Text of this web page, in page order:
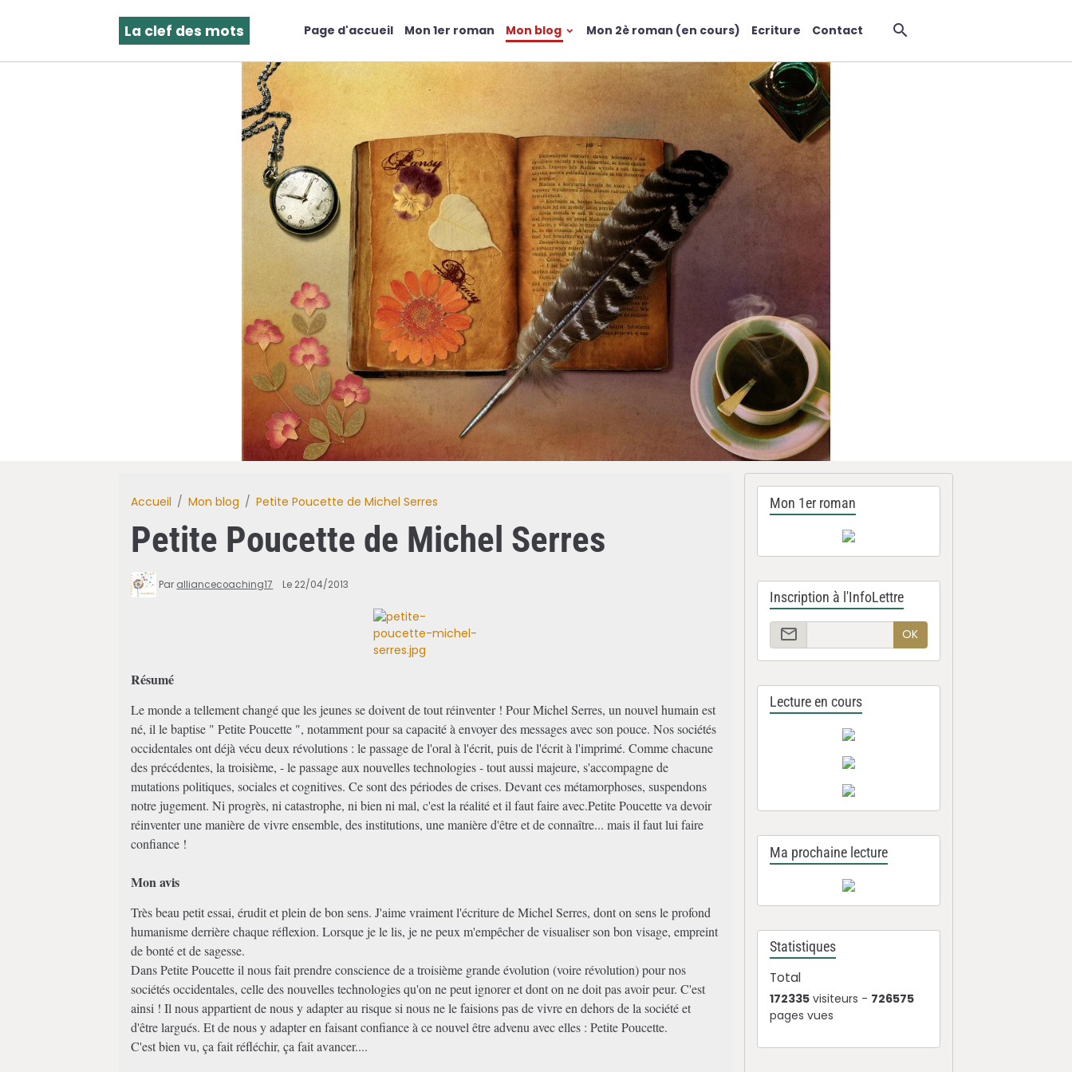
La clef des mots Page d'accueil Mon 1er roman Mon blog Mon 2è roman (en cours) Ecriture Contact
Accueil Mon blog Petite Poucette de Michel Serres
Petite Poucette de Michel Serres
Par alliancecoaching17 Le 22/04/2013
Résumé
Le monde a tellement changé que les jeunes se doivent de tout réinventer ! Pour Michel Serres, un nouvel humain est
né, il le baptise " Petite Poucette ", notamment pour sa capacité à envoyer des messages avec son pouce. Nos sociétés
occidentales ont déjà vécu deux révolutions : le passage de l'oral à l'écrit, puis de l'écrit à l'imprimé. Comme chacune
des précédentes, la troisième, - le passage aux nouvelles technologies - tout aussi majeure, s'accompagne de
mutations politiques, sociales et cognitives. Ce sont des périodes de crises. Devant ces métamorphoses, suspendons
notre jugement. Ni progrès, ni catastrophe, ni bien ni mal, c'est la réalité et il faut faire avec.Petite Poucette va devoir
réinventer une manière de vivre ensemble, des institutions, une manière d'être et de connaître... mais il faut lui faire
confiance !
Mon avis
Très beau petit essai, érudit et plein de bon sens. J'aime vraiment l'écriture de Michel Serres, dont on sens le profond
humanisme derrière chaque réflexion. Lorsque je le lis, je ne peux m'empêcher de visualiser son bon visage, empreint
de bonté et de sagesse.
Dans Petite Poucette il nous fait prendre conscience de a troisième grande évolution (voire révolution) pour nos
sociétés occidentales, celle des nouvelles technologies qu'on ne peut ignorer et dont on ne doit pas avoir peur. C'est
ainsi ! Il nous appartient de nous y adapter au risque si nous ne le faisions pas de vivre en dehors de la société et
d'être largués. Et de nous y adapter en faisant confiance à ce nouvel être advenu avec elles : Petite Poucette.
C'est bien vu, ça fait réfléchir, ça fait avancer....
Mon 1er roman
Inscription à l'InfoLettre
OK
Lecture en cours
Ma prochaine lecture
Statistiques
Total
172335 visiteurs - 726575
pages vues